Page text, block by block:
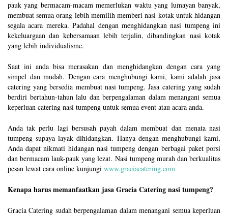
pauk yang bermacam-macam memerlukan waktu yang lumayan banyak,
membuat semua orang lebih memilih memberi nasi kotak untuk hidangan
segala acara mereka. Padahal dengan menghidangkan nasi tumpeng ini
kekeluargaan dan kebersamaan lebih terjalin, dibandingkan nasi kotak
yang lebih individualisme.
Saat ini anda bisa merasakan dan menghidangkan dengan cara yang
simpel dan mudah. Dengan cara menghubungi kami, kami adalah jasa
catering yang bersedia membuat nasi tumpeng. Jasa catering yang sudah
berdiri bertahun-tahun lalu dan berpengalaman dalam menangani semua
keperluan catering nasi tumpeng untuk semua event atau acara anda.
Anda tak perlu lagi bersusah payah dalam membuat dan menata nasi
tumpeng supaya layak dihidangkan. Hanya dengan menghubungi kami,
Anda dapat nikmati hidangan nasi tumpeng dengan berbagai paket porsi
dan bermacam lauk-pauk yang lezat. Nasi tumpeng murah dan berkualitas
pesan lewat cara online kunjungi www.graciacatering.com
Kenapa harus memanfaatkan jasa Gracia Catering nasi tumpeng?
Gracia Catering sudah berpengalaman dalam menangani semua keperluan